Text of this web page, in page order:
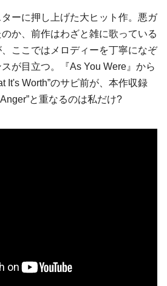
ーに押し上げた大ヒット作。悪ガ
か、前作はわざと雑に歌っている
ここではメロディーを丁寧になぞ
が目立つ。『As You Were』から
It's Worth”のサビ前が、本作収録
と重なるのは私だけ?